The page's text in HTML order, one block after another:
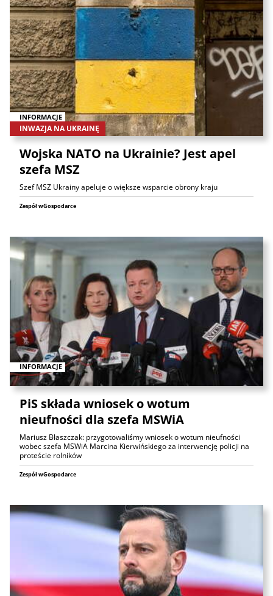
INFORMACJE
INWAZJA NA UKRAINĘ
Wojska NATO na Ukrainie? Jest apel
szefa MSZ
Szef MSZ Ukrainy apeluje o większe wsparcie obrony kraju
Zespół wGospodarce
INFORMACJE
PiS składa wniosek o wotum
nieufności dla szefa MSWiA
Mariusz Błaszczak: przygotowaliśmy wniosek o wotum nieufności
wobec szefa MSWiA Marcina Kierwińskiego za interwencję policji na
proteście rolników
Zespół wGospodarce